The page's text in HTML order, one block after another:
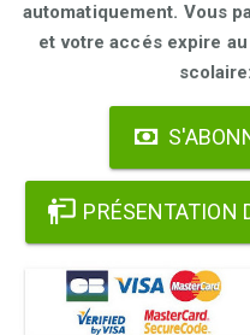
automatiquement. Vous
et votre accés expire
PRÉSENTATION